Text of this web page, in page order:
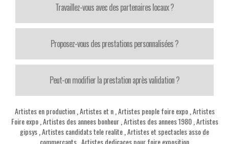
Travaillez-vous avec des partenaires locaux ?
Proposez-vous des prestations personnalisées ?
Peut-on modifier la prestation après validation ?
Artistes en production, Artistes et n, Artistes people foire expo, Artistes
Foire expo, Artistes des annees bonheur, Artistes des annees 1980, Artistes
gipsys Artistes candidats tele realite Artistes et spectacles asso de
commercants Artistes dedicaces pour foire exposition